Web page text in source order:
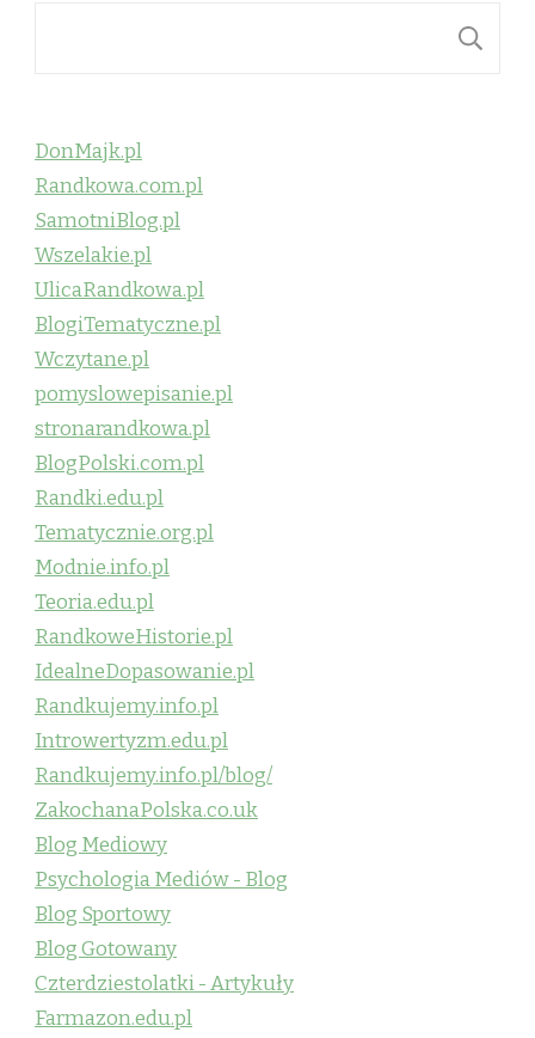
DonMajk.pl
Randkowa.com.pl
SamotniBlog.pl
Wszelakie.pl
UlicaRandkowa.pl
BlogiTematyczne.pl
Wczytane.pl
pomyslowepisanie.pl
stronarandkowa.pl
BlogPolski.com.pl
Randki.edu.pl
Tematycznie.org.pl
Modnie.info.pl
Teoria.edu.pl
RandkoweHistorie.pl
IdealneDopasowanie.pl
Randkujemy.info.pl
Introwertyzm.edu.pl
Randkujemy.info.pl/blog/
ZakochanaPolska.co.uk
Blog Mediowy
Psychologia Mediów - Blog
Blog Sportowy
Blog Gotowany
Czterdziestolatki - Artykuły
Farmazon.edu.pl